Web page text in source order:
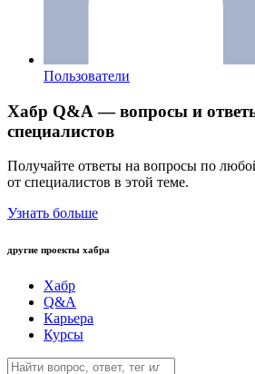
Пользователи
Хабр Q&A — вопросы и
специалистов
Получайте ответы на вопросы по
от специалистов в этой теме.
Узнать больше
другие проекты хабра
Хабр
Q&A
Карьера
Курсы